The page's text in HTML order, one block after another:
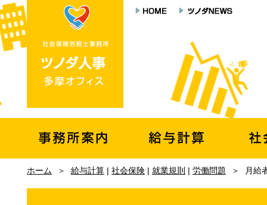
ホーム ＞ 給与計算 | 社会保険 | 就業規則 | 労働問題 ＞ 月給